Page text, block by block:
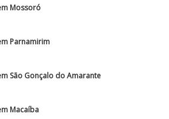
Mossoró
Parnamirim
São Gonçalo do Amarante
Macaíba